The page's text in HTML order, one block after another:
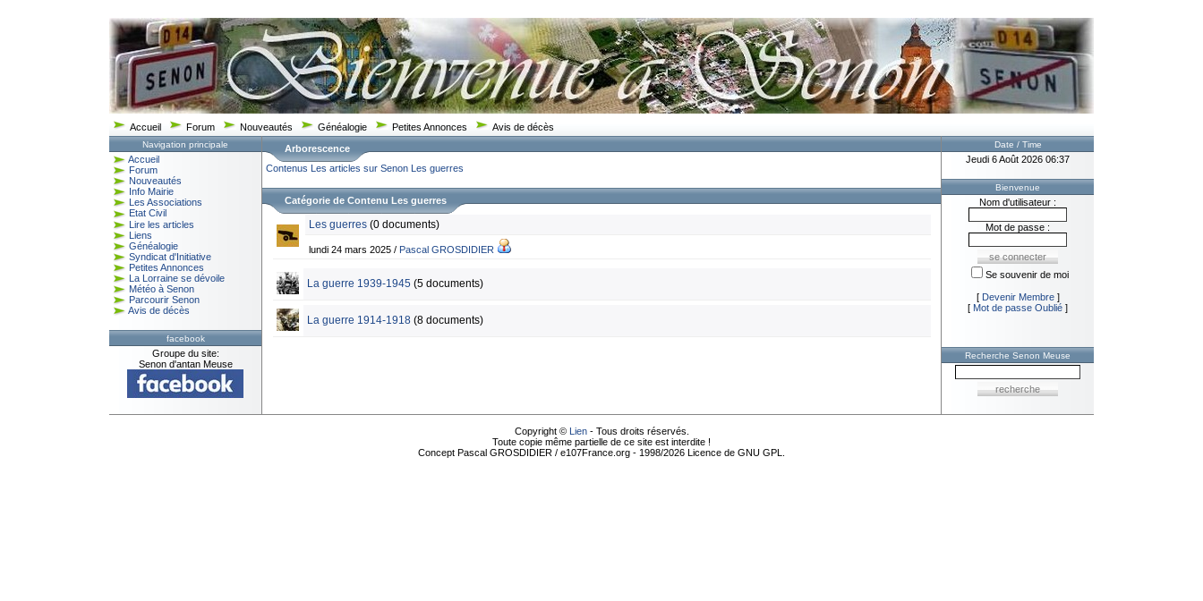
Accueil Forum Nouveautés Généalogie Petites Annonces Avis de décès
Navigation principale
Accueil
Forum
Nouveautés
Info Mairie
Les Associations
Etat Civil
Lire les articles
Liens
Généalogie
Syndicat d'Initiative
Petites Annonces
La Lorraine se dévoile
Météo à Senon
Parcourir Senon
Avis de décès
facebook
Groupe du site:
Senon d'antan Meuse
Arborescence
Contenus Les articles sur Senon Les guerres
Catégorie de Contenu Les guerres
Les guerres(0 documents)
lundi 24 mars 2025 / Pascal GROSDIDIER
La guerre 1939-1945(5 documents)
La guerre 1914-1918(8 documents)
Date / Time
Jeudi 6 Août 2026 06:37
Bienvenue
Nom d'utilisateur :
Mot de passe :
Se souvenir de moi
[ Devenir Membre]
[ Mot de passe Oublié ]
Recherche Senon Meuse
Copyright © Lien- Tous droits réservés.
Toute copie même partielle de ce site est interdite !
Concept Pascal GROSDIDIER / e107France.org - 1998/2026 Licence de GNU GPL.